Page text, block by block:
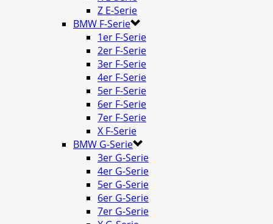
Z E-Serie
BMW F-Serie
1er F-Serie
2er F-Serie
3er F-Serie
4er F-Serie
5er F-Serie
6er F-Serie
7er F-Serie
X F-Serie
BMW G-Serie
3er G-Serie
4er G-Serie
5er G-Serie
6er G-Serie
7er G-Serie